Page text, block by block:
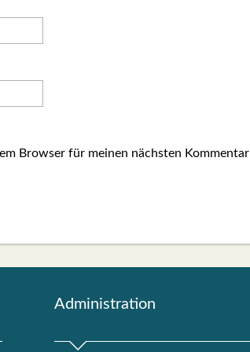
Browser für meinen nächsten Kommentar
Admi­nis­tra­ti­on